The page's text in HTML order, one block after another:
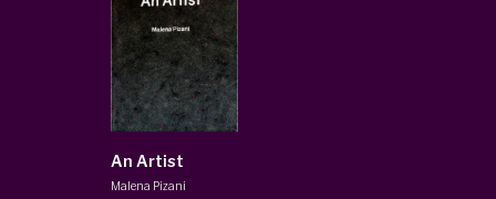
An Artist
Malena Pizani